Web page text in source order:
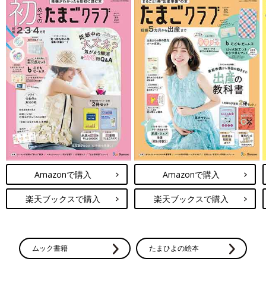
Amazonで購入
楽天ブックスで購入
Amazonで購入
楽天ブックスで購入
ムック書籍 たまひよの絵本